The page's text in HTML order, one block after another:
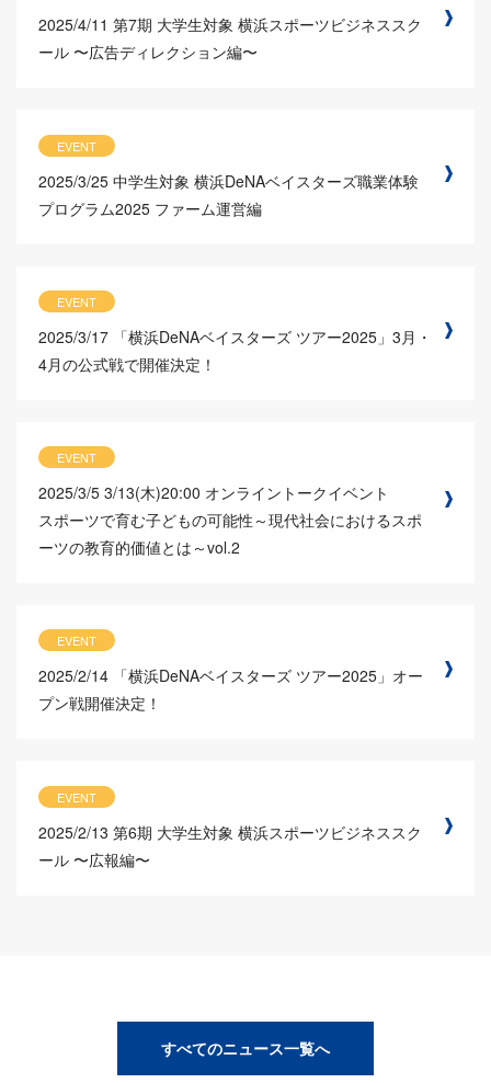
2025/4/11 第7期 大学生対象 横浜スポーツビジネススク
ール 〜広告ディレクション編〜
EVENT
2025/3/25 中学生対象 横浜DeNAベイスターズ職業体験
プログラム2025 ファーム運営編
EVENT
2025/3/17 「横浜DeNAベイスターズ ツアー2025」3月・
4月の公式戦で開催決定！
EVENT
2025/3/5 3/13(木)20:00 オンライントークイベント
スポーツで育む子どもの可能性～現代社会におけるスポ
ーツの教育的価値とは～vol.2
EVENT
2025/2/14 「横浜DeNAベイスターズ ツアー2025」オー
プン戦開催決定！
EVENT
2025/2/13 第6期 大学生対象 横浜スポーツビジネススク
ール 〜広報編〜
すべてのニュース一覧へ